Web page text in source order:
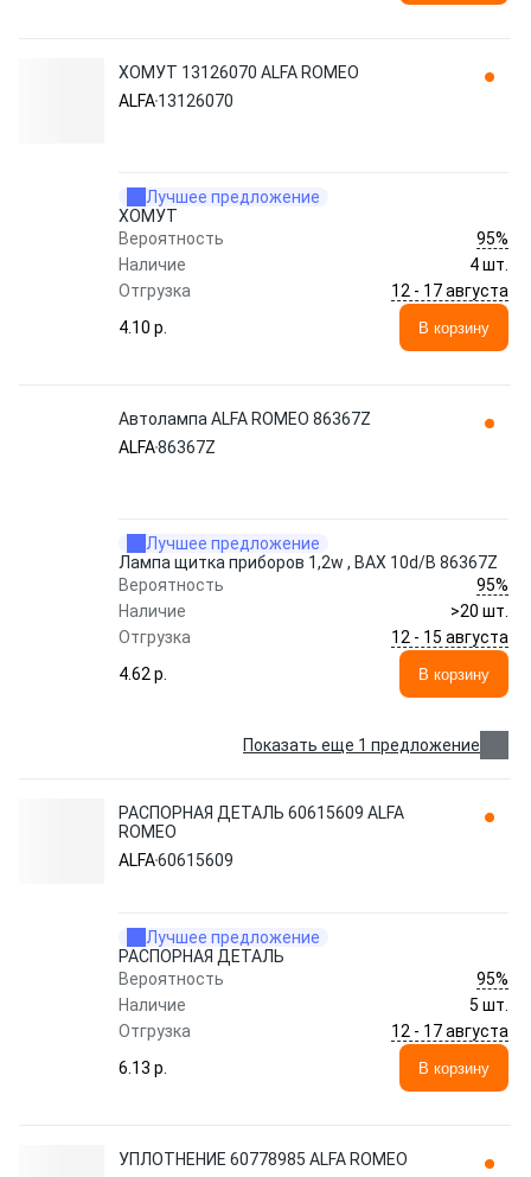
ХОМУТ 13126070 ALFA ROMEO
ALFA13126070
Лучшее предложение
ХОМУТ
Вероятность
95%
Наличие
4 шт.
Отгрузка
12 - 17 августа
4.10 p.
В корзину
Автолампа ALFA ROMEO 86367Z
ALFA86367Z
Лучшее предложение
Лампа щитка приборов 1,2w , BAX 10d/B 86367Z
Вероятность
95%
Наличие
>20 шт.
Отгрузка
12 - 15 августа
4.62 p.
В корзину
Показать еще 1 предложение
РАСПОРНАЯ ДЕТАЛЬ 60615609 ALFA
ROMEO
ALFA60615609
Лучшее предложение
РАСПОРНАЯ ДЕТАЛЬ
Вероятность
95%
Наличие
5 шт.
Отгрузка
12 - 17 августа
6.13 p.
В корзину
УПЛОТНЕНИЕ 60778985 ALFA ROMEO